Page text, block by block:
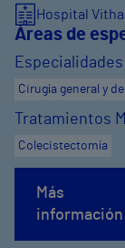
Hospital
Áreas de
Especialidades
Cirugía general y
Tratamientos
Colecistectomía
Más
información